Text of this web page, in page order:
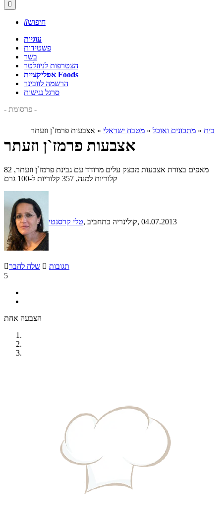

חיפוש
עוגיות
פשטידות
בשר
הצטרפות לניוזלטר
אפליקציית Foods
הרשמה לוובינר
סרגל נגישות
- פרסומת -
בית » מתכונים ואוכל » מטבח ישראלי » אצבעות פרמז`ן וזעתר
אצבעות פרמז`ן וזעתר
מאפים בצורת אצבעות מבצק עלים מרודד עם גבינת פרמז`ן וזעתר, 82
קלוריות למנה, 357 קלוריות ל-100 גרם
טלי קרסנטי , קולינריה כתחביב, 04.07.2013
שלח לחבר  תגובות
5
הצבעה אחת